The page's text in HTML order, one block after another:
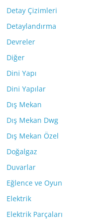
Detay Çizimleri
Detaylandırma
Devreler
Diğer
Dini Yapı
Dini Yapılar
Dış Mekan
Dış Mekan Dwg
Dış Mekan Özel
Doğalgaz
Duvarlar
Eğlence ve Oyun
Elektrik
Elektrik Parçaları